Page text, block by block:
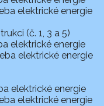
elektrické energie
(č. 1, 3 a 5)
elektrické energie
elektrické energie
elektrické energie
elektrické energie